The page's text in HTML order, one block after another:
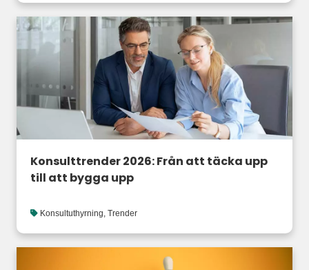
Konsulttrender 2026: Från att täcka upp
till att bygga upp
Konsultuthyrning, Trender